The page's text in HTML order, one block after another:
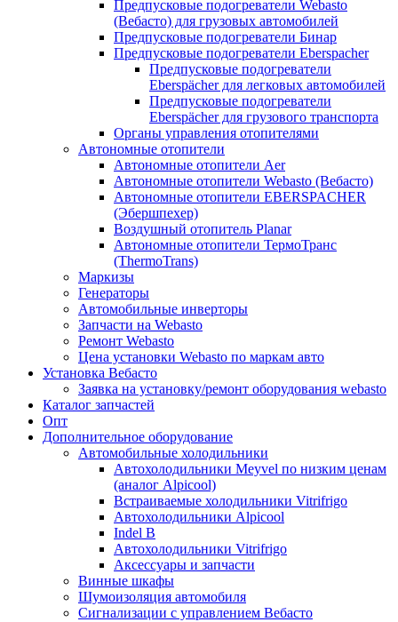
Предпусковые подогреватели Webasto
(Вебасто) для грузовых автомобилей
Предпусковые подогреватели Бинар
Предпусковые подогреватели Eberspacher
Предпусковые подогреватели
Eberspächer для легковых автомобилей
Предпусковые подогреватели
Eberspächer для грузового транспорта
Органы управления отопителями
Автономные отопители
Автономные отопители Аer
Автономные отопители Webasto (Вебасто)
Автономные отопители EBERSPACHER
(Эбершпехер)
Воздушный отопитель Planar
Автономные отопители ТермоТранс
(ThermoTrans)
Маркизы
Генераторы
Автомобильные инверторы
Запчасти на Webasto
Ремонт Webasto
Цена установки Webasto по маркам авто
Установка Вебасто
Заявка на установку/ремонт оборудования webasto
Каталог запчастей
Опт
Дополнительное оборудование
Автомобильные холодильники
Автохолодильники Meyvel по низким ценам
(аналог Alpicool)
Встраиваемые холодильники Vitrifrigo
Автохолодильники Alpicool
Indel B
Автохолодильники Vitrifrigo
Аксессуары и запчасти
Винные шкафы
Шумоизоляция автомобиля
Сигнализации с управлением Вебасто